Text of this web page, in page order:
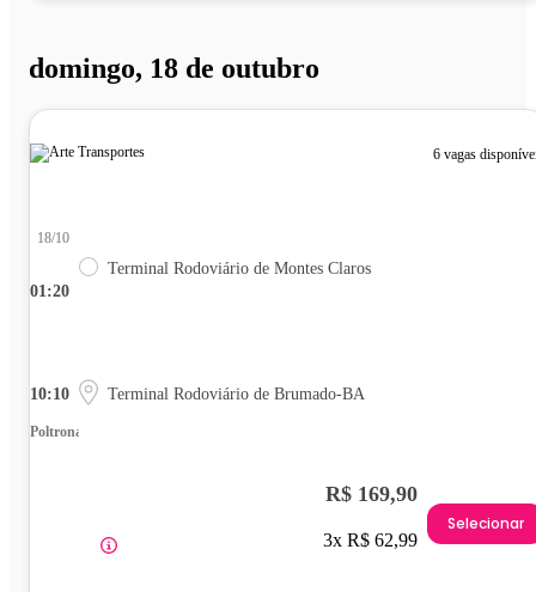
domingo, 18 de outubro
6 vagas
01:20
18/10
Terminal Rodoviário de Montes Claros
10:10 Terminal Rodoviário de Brumado-BA
Poltrona
R$ 169,90
3x R$ 62,99
Selecionar